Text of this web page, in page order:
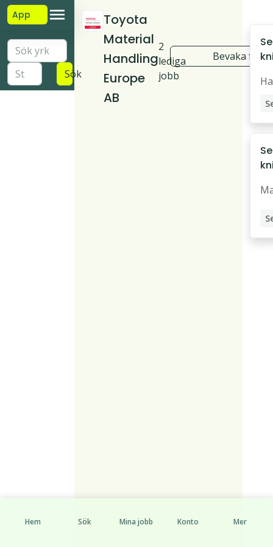
App
Sök
Toyota
Material
Handling
Europe
AB
2
lediga
jobb
Bevaka
Hem Sök Mina jobb Konto Mer